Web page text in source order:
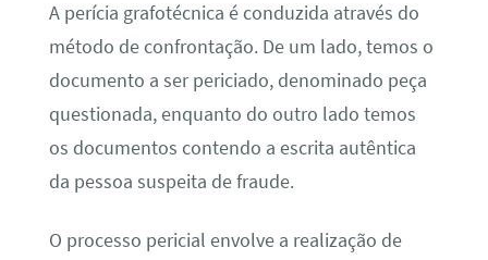
A perícia grafotécnica é conduzida através do
método de confrontação. De um lado, temos o
documento a ser periciado, denominado peça
questionada, enquanto do outro lado temos
os documentos contendo a escrita autêntica
da pessoa suspeita de fraude.
O processo pericial envolve a realização de